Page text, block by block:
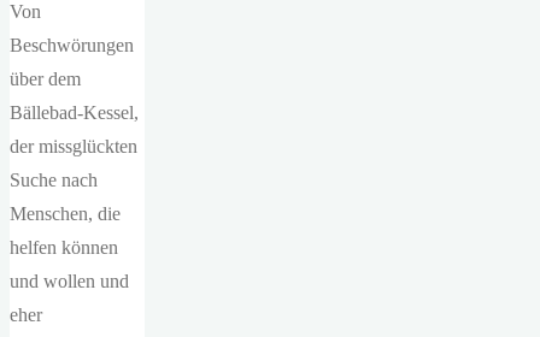
Von
Beschwörungen
über dem
Bällebad-Kessel,
der missglückten
Suche nach
Menschen, die
helfen können
und wollen und
eher